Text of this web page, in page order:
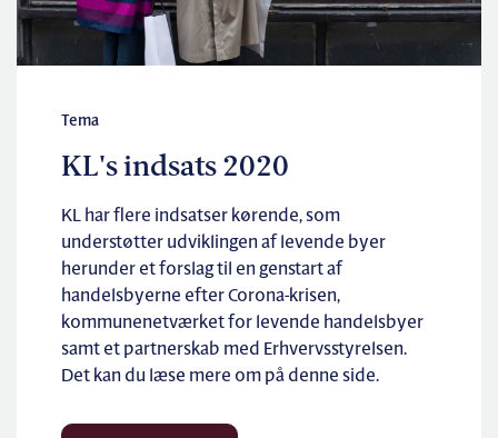
Tema
KL's indsats 2020
KL har flere indsatser kørende, som
understøtter udviklingen af levende byer
herunder et forslag til en genstart af
handelsbyerne efter Corona-krisen,
kommunenetværket for levende handelsbyer
samt et partnerskab med Erhvervsstyrelsen.
Det kan du læse mere om på denne side.